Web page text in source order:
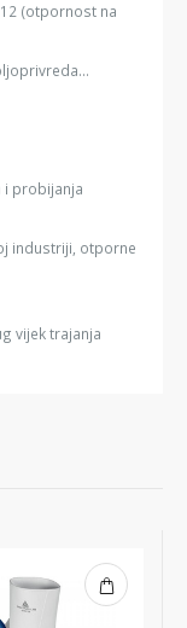
(otpornost na
i probijanja
industriji, otporne
vijek trajanja